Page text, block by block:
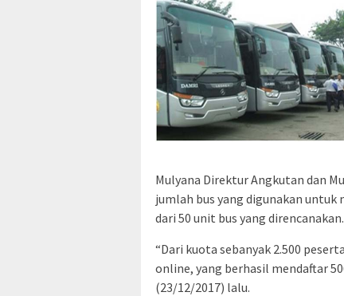
Mulyana Direktur Angkutan dan
jumlah bus yang digunakan untuk
dari 50 unit bus yang direncanakan.
“Dari kuota sebanyak 2.500
online, yang berhasil mendaftar
(23/12/2017) lalu.